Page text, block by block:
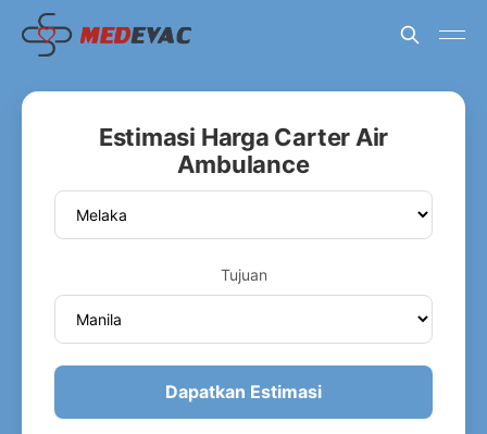
Estimasi Harga Carter Air
Ambulance
Tujuan
Dapatkan Estimasi